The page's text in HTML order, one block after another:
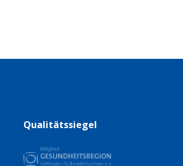
Qualitätssiegel